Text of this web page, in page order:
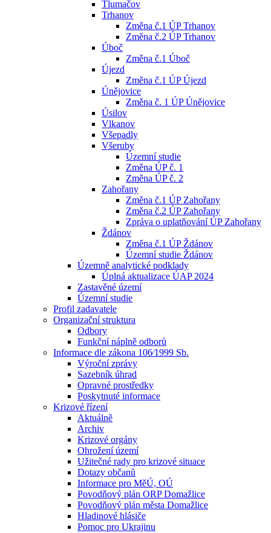
Tlumačov
Trhanov
Změna č.1 ÚP Trhanov
Změna č.2 ÚP Trhanov
Úboč
Změna č.1 Úboč
Újezd
Změna č.1 ÚP Újezd
Únějovice
Změna č. 1 ÚP Únějovice
Úsilov
Vlkanov
Všepadly
Všeruby
Územní studie
Změna ÚP č. 1
Změna ÚP č. 2
Zahořany
Změna č.1 ÚP Zahořany
Změna č.2 ÚP Zahořany
Zpráva o uplatňování ÚP Zahořany
Ždánov
Změna č.1 ÚP Ždánov
Územní studie Ždánov
Územně analytické podklady
Úplná aktualizace ÚAP 2024
Zastavěné území
Územní studie
Profil zadavatele
Organizační struktura
Odbory
Funkční náplně odborů
Informace dle zákona 106⁄1999 Sb.
Výroční zprávy
Sazebník úhrad
Opravné prostředky
Poskytnuté informace
Krizové řízení
Aktuálně
Archiv
Krizové orgány
Ohrožení území
Užitečné rady pro krizové situace
Dotazy občanů
Informace pro MěÚ, OÚ
Povodňový plán ORP Domažlice
Povodňový plán města Domažlice
Hladinové hlásiče
Pomoc pro Ukrajinu